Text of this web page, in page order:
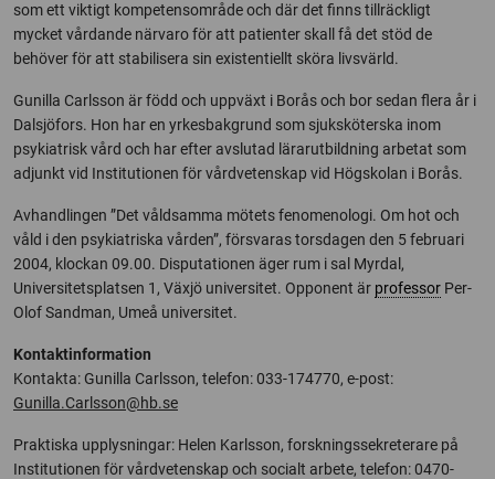
som ett viktigt kompetensområde och där det finns tillräckligt
mycket vårdande närvaro för att patienter skall få det stöd de
behöver för att stabilisera sin existentiellt sköra livsvärld.
Gunilla Carlsson är född och uppväxt i Borås och bor sedan flera år i
Dalsjöfors. Hon har en yrkesbakgrund som sjuksköterska inom
psykiatrisk vård och har efter avslutad lärarutbildning arbetat som
adjunkt vid Institutionen för vårdvetenskap vid Högskolan i Borås.
Avhandlingen ”Det våldsamma mötets fenomenologi. Om hot och
våld i den psykiatriska vården”, försvaras torsdagen den 5 februari
2004, klockan 09.00. Disputationen äger rum i sal Myrdal,
Universitetsplatsen 1, Växjö universitet. Opponent är professor Per-
Olof Sandman, Umeå universitet.
Kontaktinformation
Kontakta: Gunilla Carlsson, telefon: 033-174770, e-post:
Gunilla.Carlsson@hb.se
Praktiska upplysningar: Helen Karlsson, forskningssekreterare på
Institutionen för vårdvetenskap och socialt arbete, telefon: 0470-